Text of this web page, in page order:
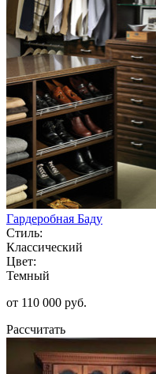
Гардеробная Баду
Стиль:
Классический
Цвет:
Темный
от 110 000 руб.
Рассчитать